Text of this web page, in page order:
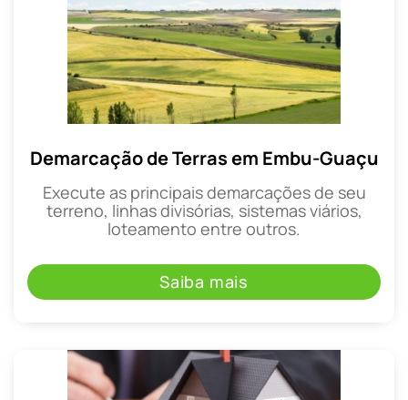
Demarcação de Terras em Embu-Guaçu
Execute as principais demarcações de seu
terreno, linhas divisórias, sistemas viários,
loteamento entre outros.
Saiba mais